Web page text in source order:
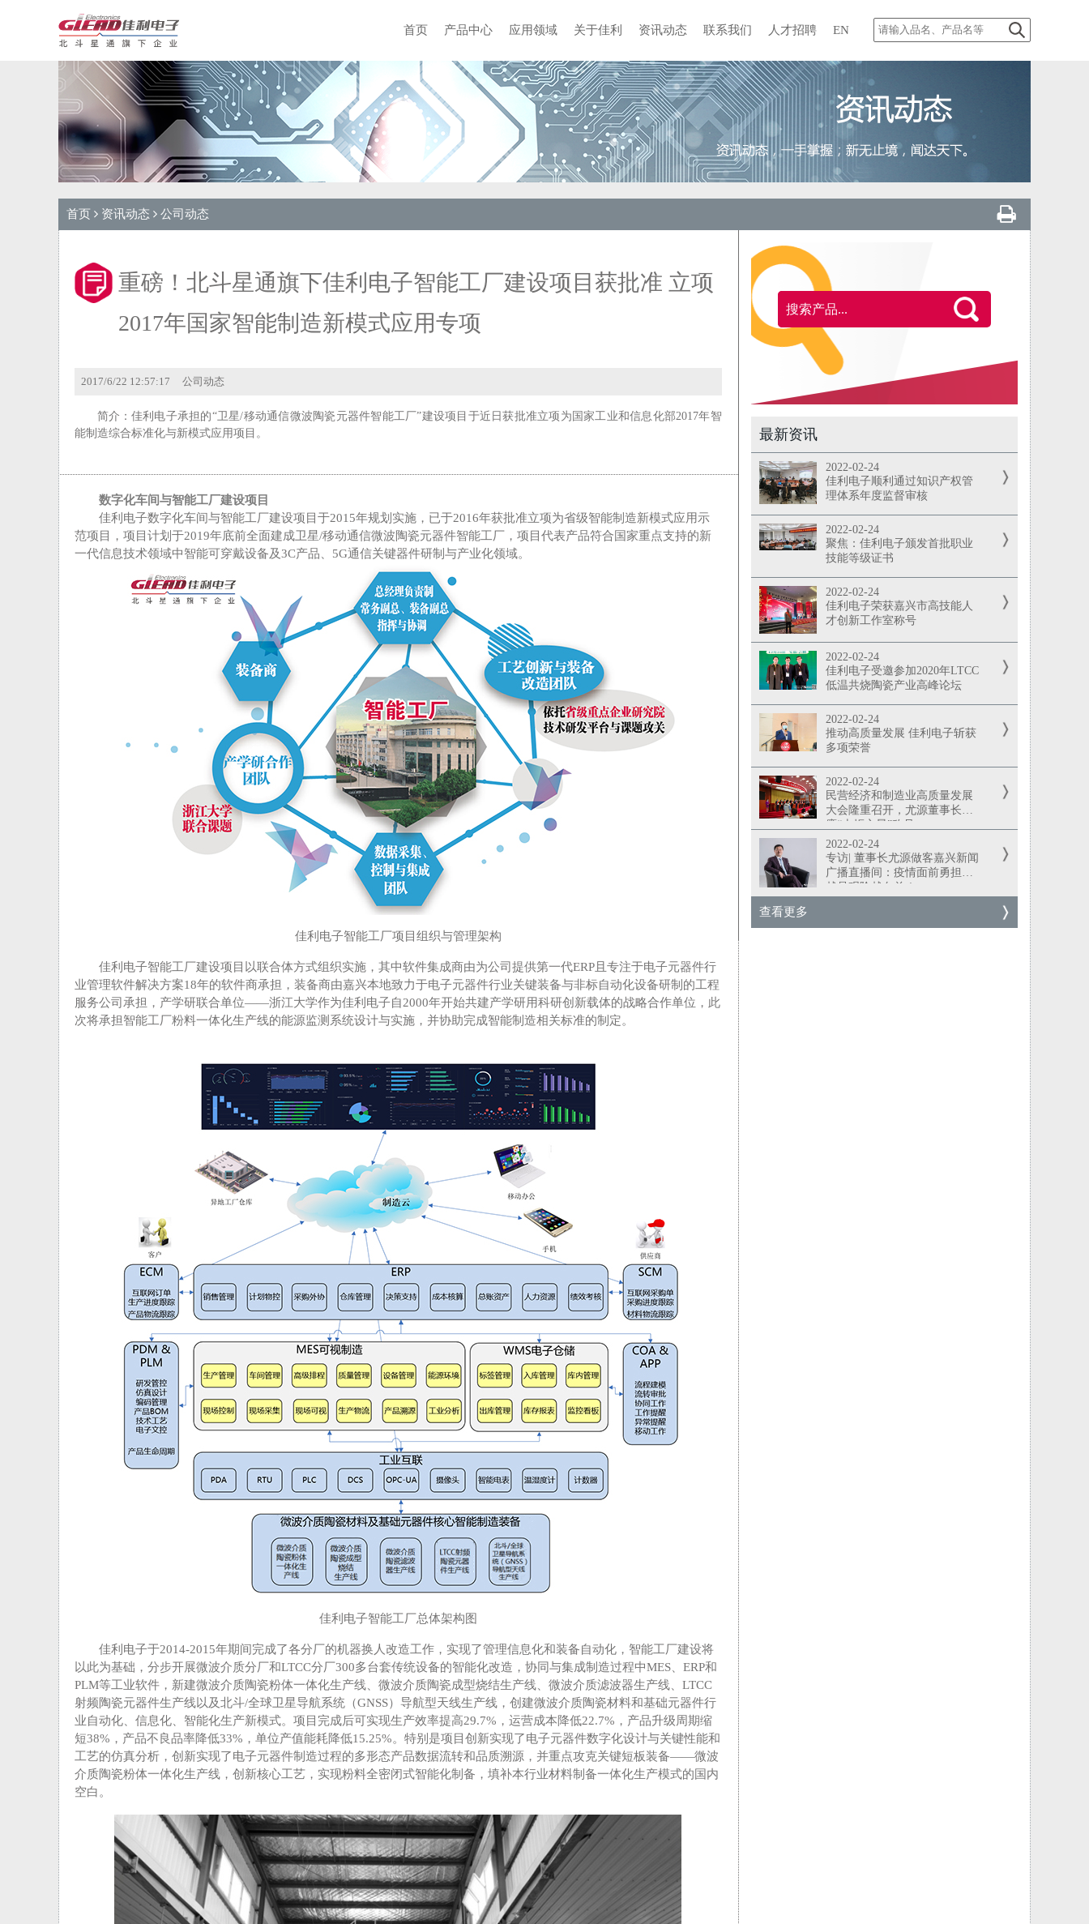
首页 产品中心 应用领域 关于佳利 资讯动态 联系我们 人才招聘 EN
首页 资讯动态 公司动态
重磅！北斗星通旗下佳利电子智能工厂建设项目获批准 立项
2017年国家智能制造新模式应用专项
2017/6/22 12:57:17 公司动态
简介： 佳利电子承担的“卫星/移动通信微波陶瓷元器件智能工厂”建设项目于近日获批准立项为国家工业和信息化部2017年智
能制造综合标准化与新模式应用项目。
数字化车间与智能工厂建设项目
佳利电子数字化车间与智能工厂建设项目于2015年规划实施，已于2016年获批准立项为省级智能制造新模式应用示
范项目，项目计划于2019年底前全面建成卫星/移动通信微波陶瓷元器件智能工厂，项目代表产品符合国家重点支持的新
一代信息技术领域中智能可穿戴设备及3C产品、5G通信关键器件研制与产业化领域。
佳利电子智能工厂项目组织与管理架构
佳利电子智能工厂建设项目以联合体方式组织实施，其中软件集成商由为公司提供第一代ERP且专注于电子元器件行
业管理软件解决方案18年的软件商承担，装备商由嘉兴本地致力于电子元器件行业关键装备与非标自动化设备研制的工程
服务公司承担，产学研联合单位——浙江大学作为佳利电子自2000年开始共建产学研用科研创新载体的战略合作单位，此
次将承担智能工厂粉料一体化生产线的能源监测系统设计与实施，并协助完成智能制造相关标准的制定。
佳利电子智能工厂总体架构图
佳利电子于2014-2015年期间完成了各分厂的机器换人改造工作，实现了管理信息化和装备自动化，智能工厂建设将
以此为基础，分步开展微波介质分厂和LTCC分厂300多台套传统设备的智能化改造，协同与集成制造过程中MES、ERP和
PLM等工业软件，新建微波介质陶瓷粉体一体化生产线、微波介质陶瓷成型烧结生产线、微波介质滤波器生产线、LTCC
射频陶瓷元器件生产线以及北斗/全球卫星导航系统（GNSS）导航型天线生产线，创建微波介质陶瓷材料和基础元器件行
业自动化、信息化、智能化生产新模式。项目完成后可实现生产效率提高29.7%，运营成本降低22.7%，产品升级周期缩
短38%，产品不良品率降低33%，单位产值能耗降低15.25%。特别是项目创新实现了电子元器件数字化设计与关键性能和
工艺的仿真分析，创新实现了电子元器件制造过程的多形态产品数据流转和品质溯源，并重点攻克关键短板装备——微波
介质陶瓷粉体一体化生产线，创新核心工艺，实现粉料全密闭式智能化制备，填补本行业材料制备一体化生产模式的国内
空白。
最新资讯
2022-02-24
佳利电子顺利通过知识产权管
理体系年度监督审核
2022-02-24
聚焦：佳利电子颁发首批职业
技能等级证书
2022-02-24
佳利电子荣获嘉兴市高技能人
才创新工作室称号
2022-02-24
佳利电子受邀参加2020年LTCC
低温共烧陶瓷产业高峰论坛
2022-02-24
推动高质量发展 佳利电子斩获
多项荣誉
2022-02-24
民营经济和制造业高质量发展
大会隆重召开，尤源董事长荣
膺“火炬之星”称号
2022-02-24
专访| 董事长尤源做客嘉兴新闻
广播直播间：疫情面前勇担当
越是艰险越向前！
查看更多